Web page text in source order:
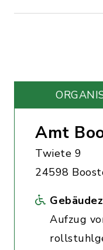
Amt
Twiete 9
24598
Aufzug